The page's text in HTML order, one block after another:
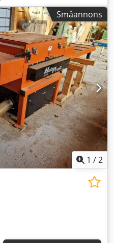
Småannons
1 /2